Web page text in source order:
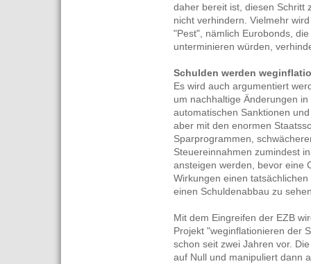
daher bereit ist, diesen Schritt
nicht verhindern. Vielmehr
"Pest", nämlich Eurobonds,
unterminieren würden,
Schulden werden
Es wird auch argumentiert
um nachhaltige Änderungen
automatischen Sanktionen
aber mit den enormen
Sparprogrammen,
Steuereinnahmen zumindest
ansteigen werden, bevor eine
Wirkungen einen
einen Schuldenabbau zu
Mit dem Eingreifen der EZB
Projekt "weginflationieren der
schon seit zwei Jahren vor.
auf Null und manipuliert dann